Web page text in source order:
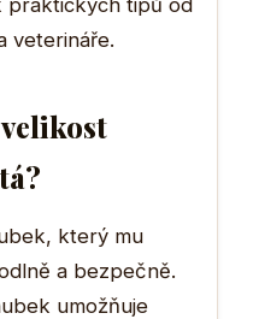
veterináře.
který mu
a bezpečně.
umožňuje